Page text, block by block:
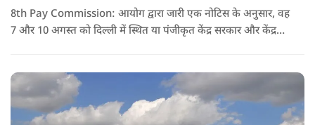
8th Pay Commission: आयोग द्वारा जारी एक नोटिस के अनुसार, वह
7 और 10 अगस्त को दिल्ली में स्थित या पंजीकृत केंद्र सरकार और केंद्र